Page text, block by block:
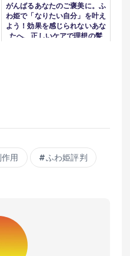
がんばるあなたのご褒美に。ふ
わ姫で「なりたい自分」を叶え
よう！効果を感じられないあな
たへ、正しいケアで理想の髪
用 ふわ姫評判